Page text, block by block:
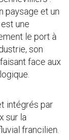
paysage et un
une
le port à
son
face aux
intégrés par
sur la
francilien.